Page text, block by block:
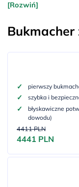
[Rozwiń]
pierwszy
szybka i
błyskawiczne
dowodu)
4411 PLN
4441 PLN